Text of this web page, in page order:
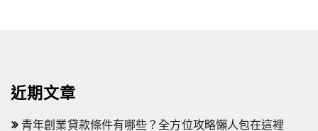
近期文章
青年創業貸款條件有哪些？全方位攻略懶人包在這裡